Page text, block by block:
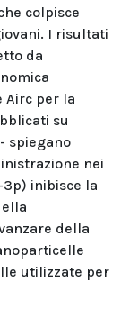
colpisce
I risultati
da
Airc per la
su
spiegano
nei
inibisce la
della
utilizzate per